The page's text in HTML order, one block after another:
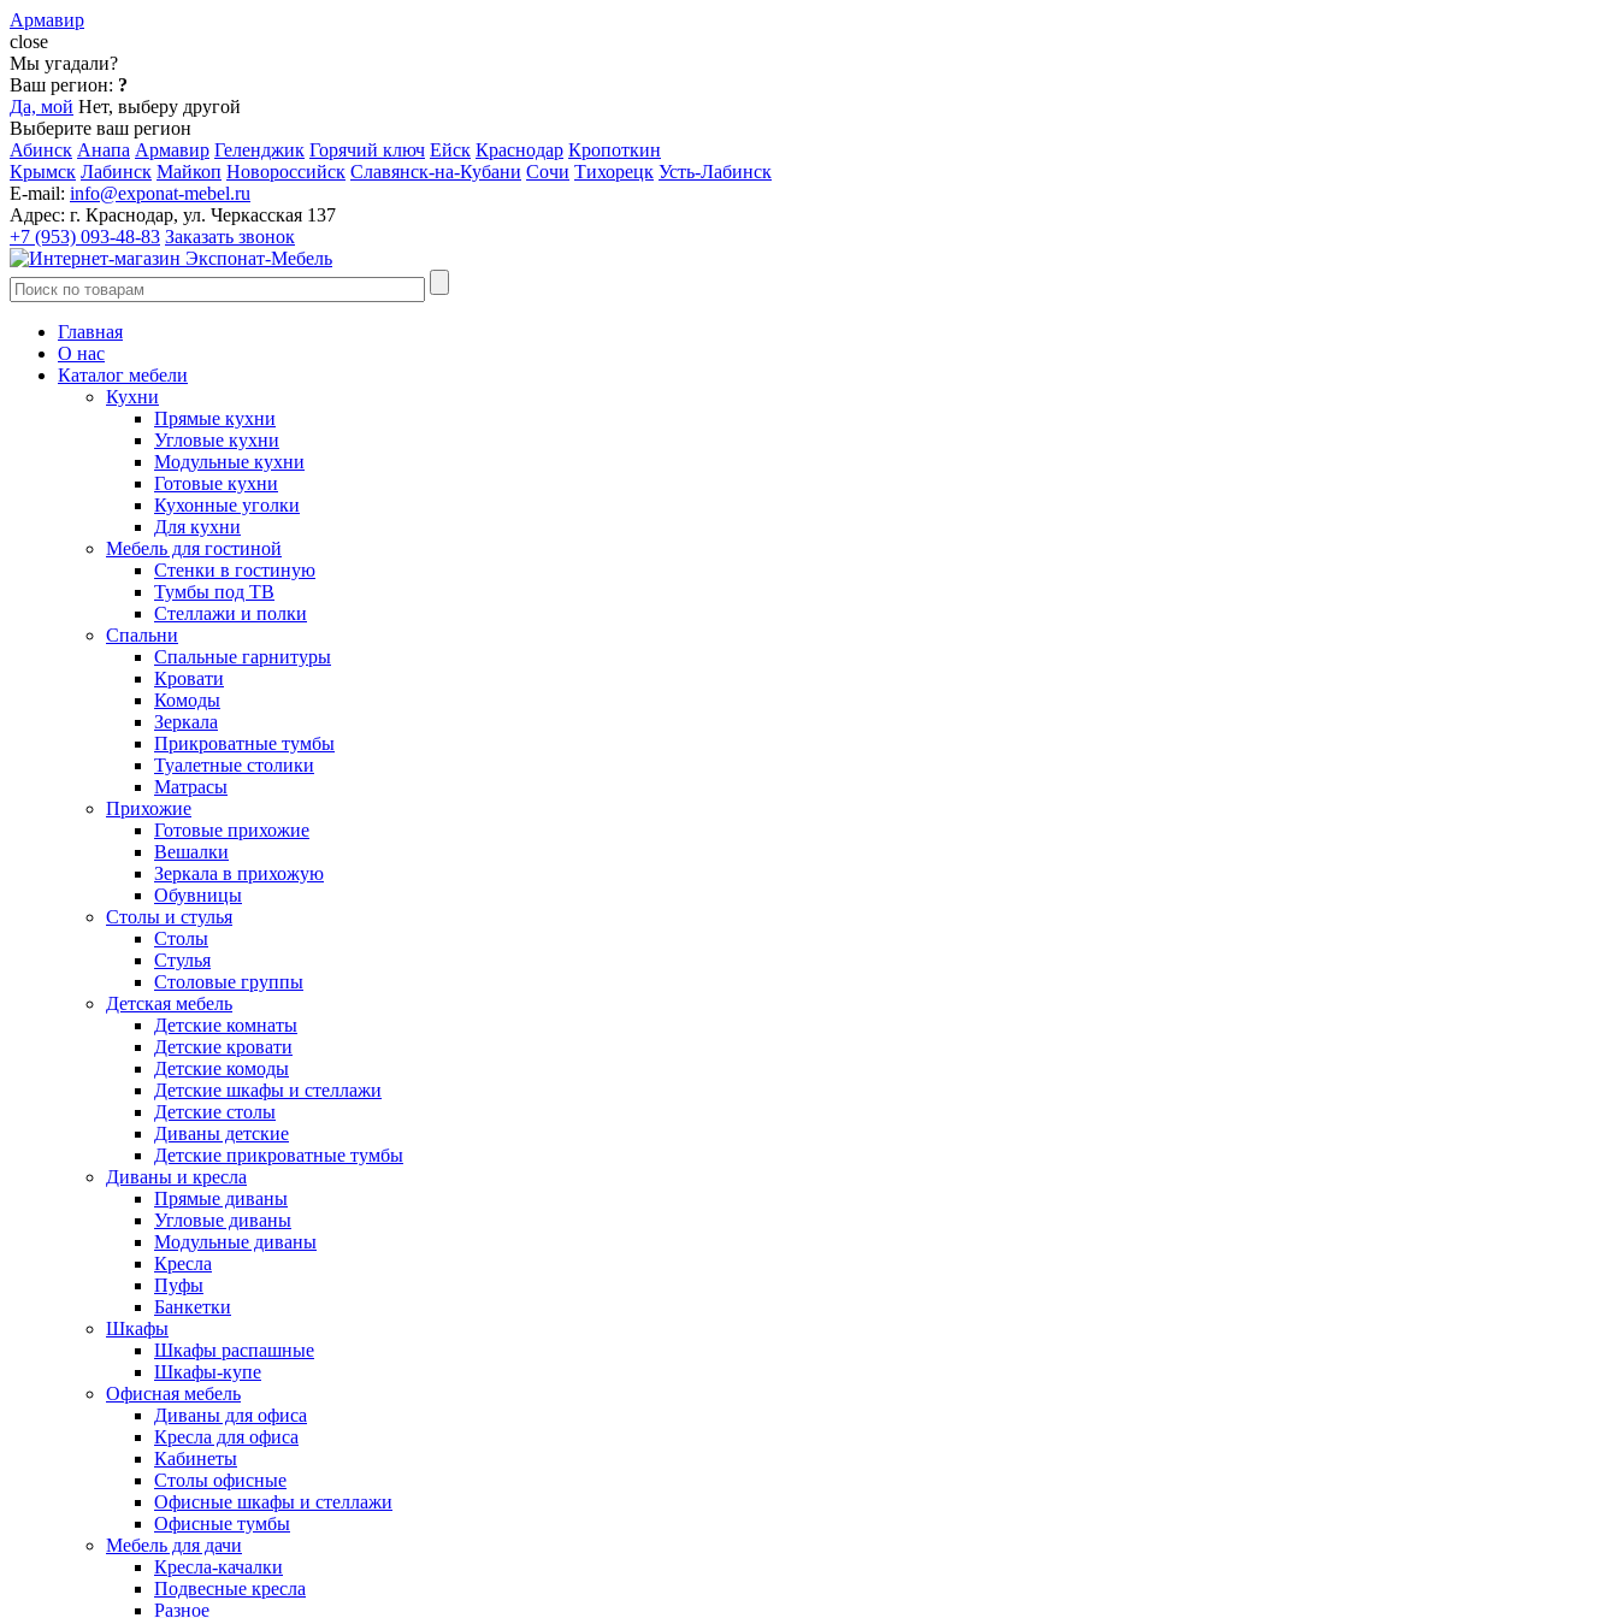
Армавир
close
Мы угадали?
Ваш регион: ?
Да, мой Нет, выберу другой
Выберите ваш регион
Абинск Анапа Армавир Геленджик Горячий ключ Ейск Краснодар Кропоткин
Крымск Лабинск Майкоп Новороссийск Славянск-на-Кубани Сочи Тихорецк Усть-Лабинск
E-mail: info@exponat-mebel.ru
Адрес: г. Краснодар, ул. Черкасская 137
+7 (953) 093-48-83 Заказать звонок
Главная
О нас
Каталог мебели
Кухни
Прямые кухни
Угловые кухни
Модульные кухни
Готовые кухни
Кухонные уголки
Для кухни
Мебель для гостиной
Стенки в гостиную
Тумбы под ТВ
Стеллажи и полки
Спальни
Спальные гарнитуры
Кровати
Комоды
Зеркала
Прикроватные тумбы
Туалетные столики
Матрасы
Прихожие
Готовые прихожие
Вешалки
Зеркала в прихожую
Обувницы
Столы и стулья
Столы
Стулья
Столовые группы
Детская мебель
Детские комнаты
Детские кровати
Детские комоды
Детские шкафы и стеллажи
Детские столы
Диваны детские
Детские прикроватные тумбы
Диваны и кресла
Прямые диваны
Угловые диваны
Модульные диваны
Кресла
Пуфы
Банкетки
Шкафы
Шкафы распашные
Шкафы-купе
Офисная мебель
Диваны для офиса
Кресла для офиса
Кабинеты
Столы офисные
Офисные шкафы и стеллажи
Офисные тумбы
Мебель для дачи
Кресла-качалки
Подвесные кресла
Разное